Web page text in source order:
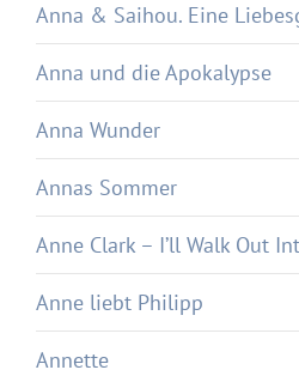
Anna & Saihou. Eine
Anna und die Apokalypse
Anna Wunder
Annas Sommer
Anne Clark – I’ll Walk Out
Anne liebt Philipp
Annette